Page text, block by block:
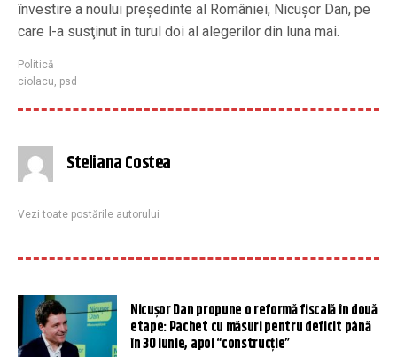
învestire a noului preşedinte al României, Nicuşor Dan, pe
care l-a susţinut în turul doi al alegerilor din luna mai.
Politică
ciolacu, psd
Steliana Costea
Vezi toate postările autorului
Nicușor Dan propune o reformă fiscală în două
etape: Pachet cu măsuri pentru deficit până
în 30 iunie, apoi “construcție”